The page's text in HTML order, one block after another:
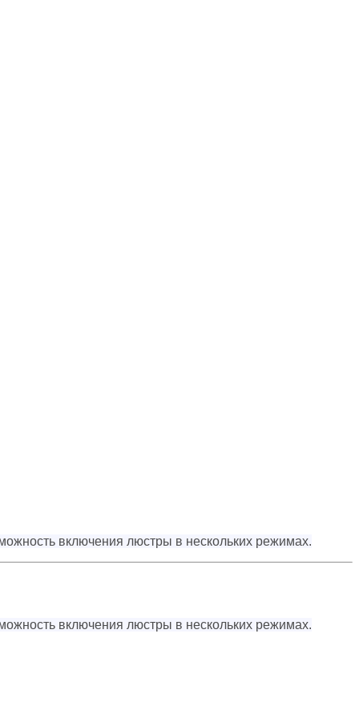
включения люстры в нескольких режимах.
включения люстры в нескольких режимах.